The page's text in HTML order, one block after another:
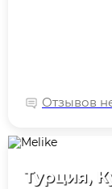
Отзывов
Турция,